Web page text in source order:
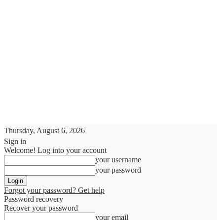
Thursday, August 6, 2026
Sign in
Welcome! Log into your account
your username
your password
Forgot your password? Get help
Password recovery
Recover your password
your email